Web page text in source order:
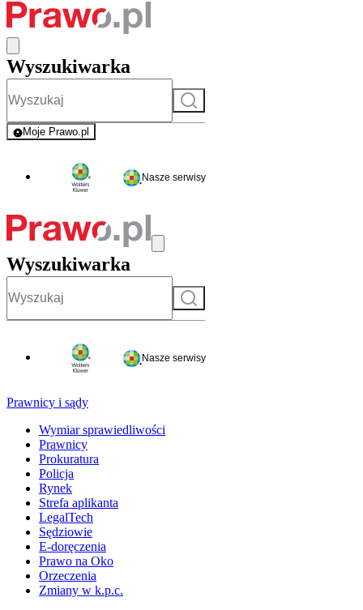
Wyszukiwarka
Szukaj
Moje Prawo.pl
- rejestracja i logowanie do serwisu
Nasze serwisy
Wyszukiwarka
Szukaj
Nasze serwisy
Prawnicy i sądy
Wymiar sprawiedliwości
Prawnicy
Prokuratura
Policja
Rynek
Strefa aplikanta
LegalTech
Sędziowie
E-doręczenia
Prawo na Oko
Orzeczenia
Zmiany w k.p.c.